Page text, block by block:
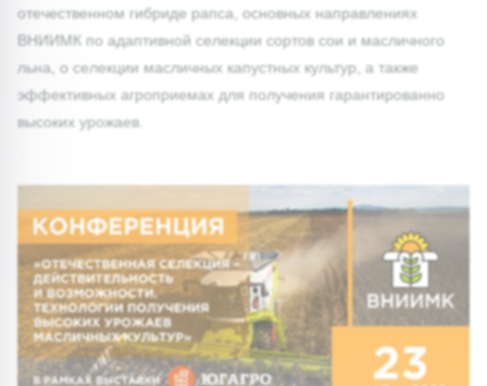
отечественном гибриде рапса, основных направлениях
ВНИИМК по адаптивной селекции сортов сои и масличного
льна, о селекции масличных капустных культур, а также
эффективных агроприемах для получения гарантированно
высоких урожаев.